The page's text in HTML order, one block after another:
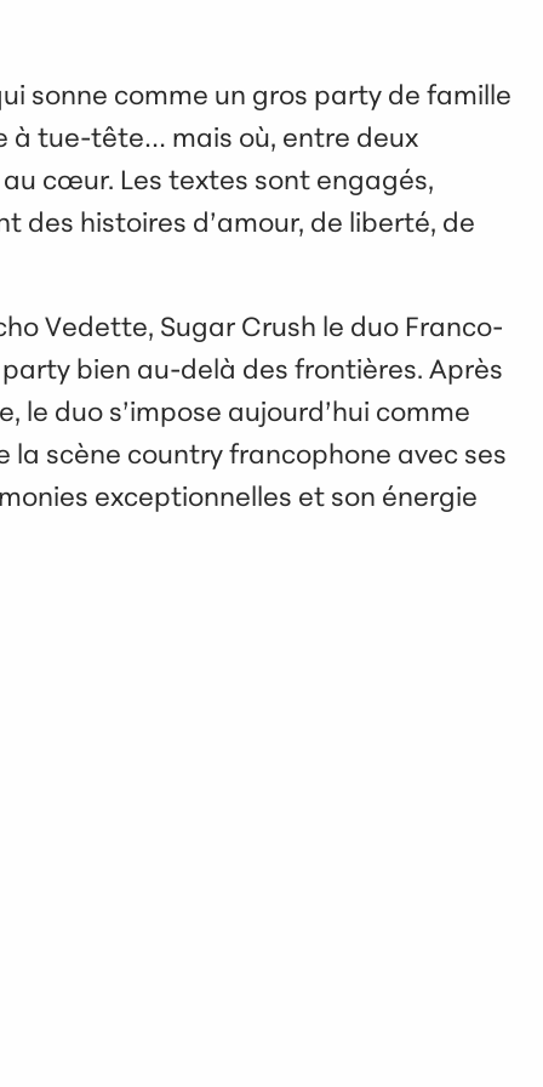
sonne comme un gros party de famille
à tue-tête… mais où, entre deux
cœur. Les textes sont engagés,
des histoires d’amour, de liberté, de
Vedette, Sugar Crush le duo Franco-
bien au-delà des frontières. Après
le duo s’impose aujourd’hui comme
scène country francophone avec ses
exceptionnelles et son énergie